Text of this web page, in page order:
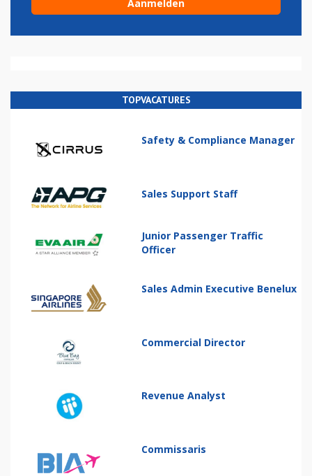
TOPVACATURES
Safety & Compliance Manager
Sales Support Staff
Junior Passenger Traffic
Officer
Sales Admin Executive Benelux
Commercial Director
Revenue Analyst
Commissaris